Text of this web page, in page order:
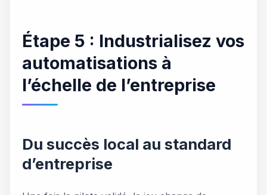
Étape 5 : Industrialisez vos
automatisations à
l’échelle de l’entreprise
Du succès local au standard
d’entreprise